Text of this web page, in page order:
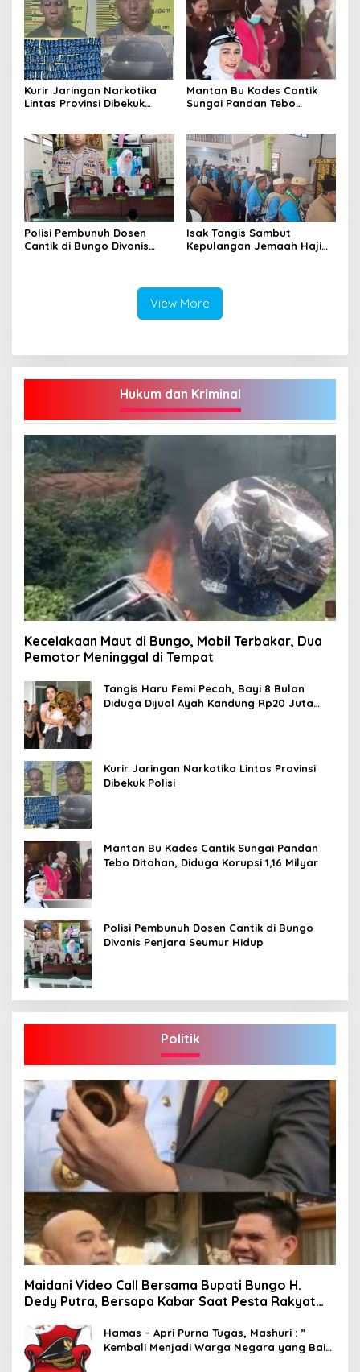
Kurir Jaringan Narkotika
Lintas Provinsi Dibekuk
Mantan Bu Kades Cantik
Sungai Pandan Tebo
Polisi Pembunuh Dosen
Cantik di Bungo Divonis
Isak Tangis Sambut
Kepulangan Jemaah Haji
View More
Hukum dan Kriminal
Kecelakaan Maut di Bungo, Mobil Terbakar, Dua
Pemotor Meninggal di Tempat
Tangis Haru Femi Pecah, Bayi 8 Bulan
Diduga Dijual Ayah Kandung Rp20 Juta
Kurir Jaringan Narkotika Lintas Provinsi
Dibekuk Polisi
Mantan Bu Kades Cantik Sungai Pandan
Tebo Ditahan, Diduga Korupsi 1,16 Milyar
Polisi Pembunuh Dosen Cantik di Bungo
Divonis Penjara Seumur Hidup
Politik
Maidani Video Call Bersama Bupati Bungo H.
Dedy Putra, Bersapa Kabar Saat Pesta Rakyat
Hamas – Apri Purna Tugas, Mashuri : ”
Kembali Menjadi Warga Negara yang Baik,